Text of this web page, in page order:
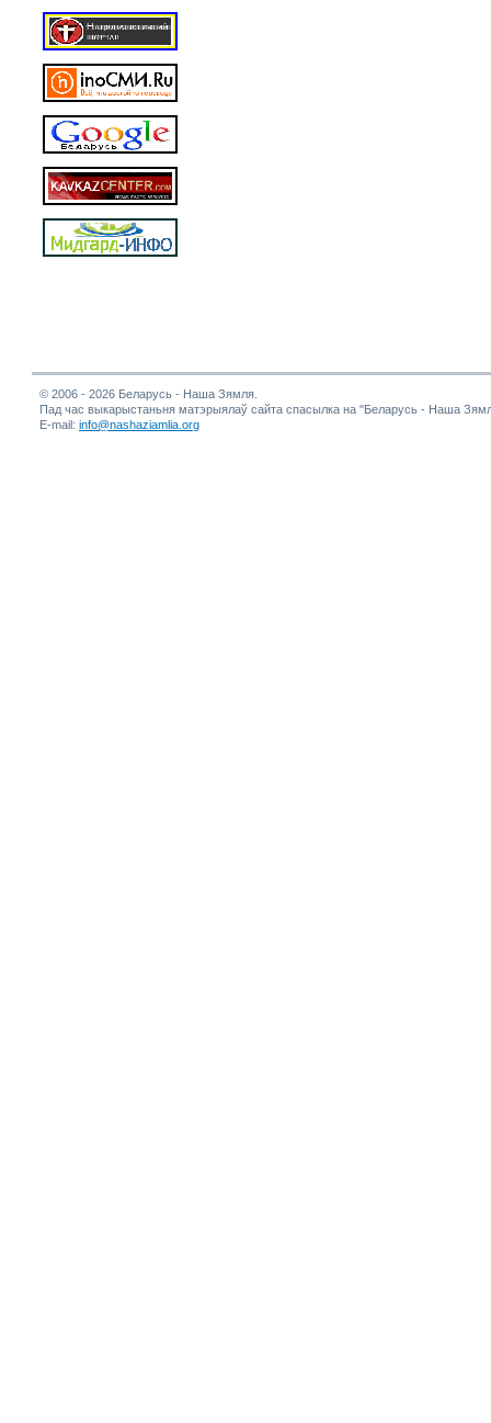
© 2006 - 2026 Беларусь - Наша Зямля.
Пад час выкарыстаньня матэрыялаў сайта спасылка на "Беларусь - Наша
E-mail: info@nashaziamlia.org